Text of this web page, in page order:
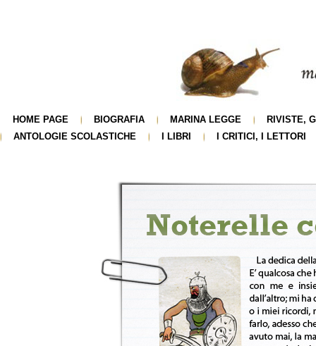
HOME PAGE BIOGRAFIA MARINA LEGGE
RIVISTE,
ANTOLOGIE SCOLASTICHE
I LIBRI I CRITICI, I LETTORI